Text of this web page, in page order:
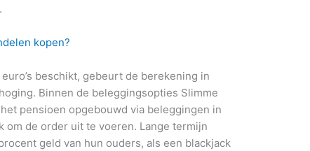
kopen?
beschikt, gebeurt de berekening in
Binnen de beleggingsopties Slimme
pensioen opgebouwd via beleggingen in
de order uit te voeren. Lange termijn
geld van hun ouders, als een blackjack